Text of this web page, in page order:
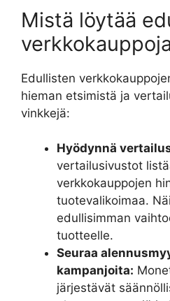
Mistä löytää
Edullisten
hieman etsimistä ja
vinkkejä:
Hyödynnä
vertailusivustot
verkkokauppojen
tuotevalikoimaa.
edullisimman
tuotteelle.
Seuraa
kampanjoita:
järjestävät